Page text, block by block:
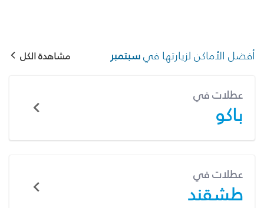
أفضل الأماكن لزيارتها فيسبتمبر مشاهدة الكل
عطلات في
باكو
عطلات في
طشقند